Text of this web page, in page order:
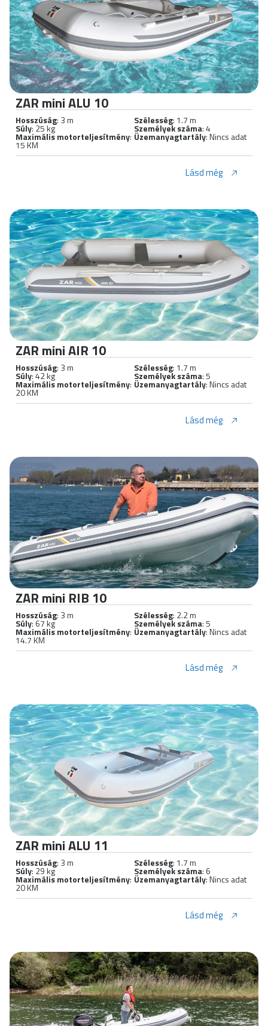
ZAR mini ALU 10
Hosszúság: 3 m Szélesség: 1.7 m
Súly: 25 kg Személyek száma: 4
Maximális motorteljesítmény:
15 KM
Üzemanyagtartály: Nincs adat
Lásd még
ZAR mini AIR 10
Hosszúság: 3 m Szélesség: 1.7 m
Súly: 42 kg Személyek száma: 5
Maximális motorteljesítmény:
20 KM
Üzemanyagtartály: Nincs adat
Lásd még
ZAR mini RIB 10
Hosszúság: 3 m Szélesség: 2.2 m
Súly: 67 kg Személyek száma: 5
Maximális motorteljesítmény:
14.7 KM
Üzemanyagtartály: Nincs adat
Lásd még
ZAR mini ALU 11
Hosszúság: 3 m Szélesség: 1.7 m
Súly: 29 kg Személyek száma: 6
Maximális motorteljesítmény:
20 KM
Üzemanyagtartály: Nincs adat
Lásd még